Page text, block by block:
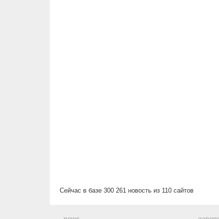
Сейчас в базе 300 261 новость из 110 сайтов